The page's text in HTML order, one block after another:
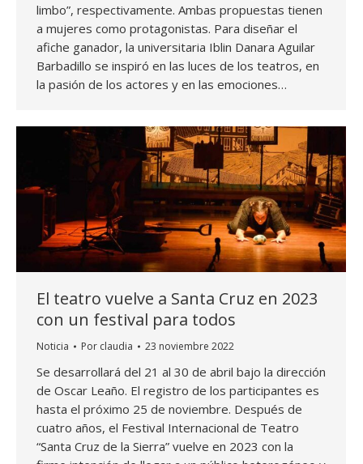
limbo”, respectivamente. Ambas propuestas tienen
a mujeres como protagonistas. Para diseñar el
afiche ganador, la universitaria Iblin Danara Aguilar
Barbadillo se inspiró en las luces de los teatros, en
la pasión de los actores y en las emociones…
El teatro vuelve a Santa Cruz en 2023
con un festival para todos
Noticia Por claudia 23 noviembre 2022
Se desarrollará del 21 al 30 de abril bajo la dirección
de Oscar Leaño. El registro de los participantes es
hasta el próximo 25 de noviembre. Después de
cuatro años, el Festival Internacional de Teatro
“Santa Cruz de la Sierra” vuelve en 2023 con la